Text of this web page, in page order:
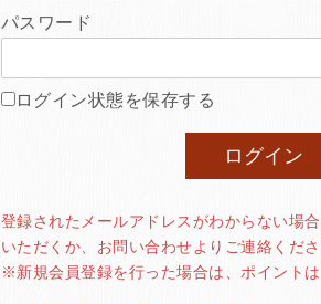
パスワード
ログイン状態を保存する
登録されたメールアドレスがわからない場
いただくか、お問い合わせよりご連絡くださ
※新規会員登録を行った場合は、ポイントは